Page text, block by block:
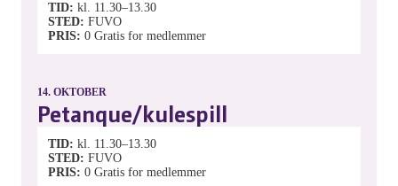
TID kl. 11.30–13.30
STED FUVO
PRIS 0 Gratis for medlemmer
14. OKTOBER
Petanque/kulespill
TID kl. 11.30–13.30
STED FUVO
PRIS 0 Gratis for medlemmer